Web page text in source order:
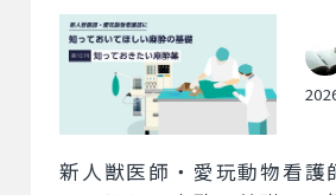
新人獣医師・愛玩動物看護